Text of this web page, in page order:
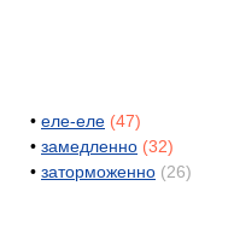
• еле-еле (47)
• замедленно (32)
• заторможенно (26)